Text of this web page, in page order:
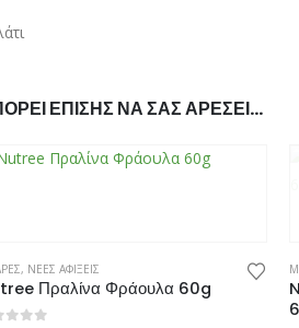
ΕΠΊΣΗΣ ΝΑ ΣΑΣ ΑΡΈΣΕΙ…
, ΝΕΕΣ ΑΦΙΞΕΙΣ
Πραλίνα Φράουλα 60g